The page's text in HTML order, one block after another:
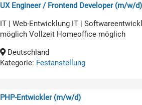
UX Engineer / Frontend Developer (m/w/d)
IT | Web-Entwicklung IT |
möglich Vollzeit Homeoffice möglich
Deutschland
Kategorie: Festanstellung
PHP-Entwickler (m/w/d)